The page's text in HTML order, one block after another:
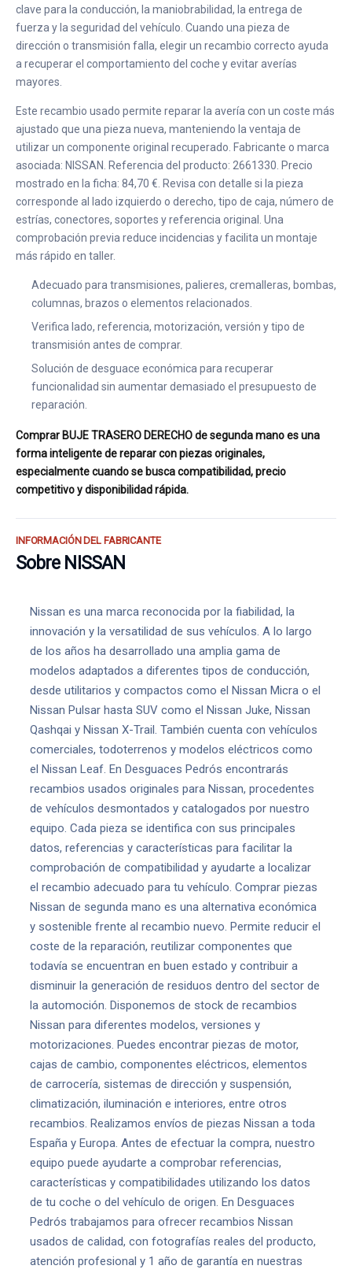
clave para la conducción, la maniobrabilidad, la entrega de
fuerza y la seguridad del vehículo. Cuando una pieza de
dirección o transmisión falla, elegir un recambio correcto ayuda
a recuperar el comportamiento del coche y evitar averías
mayores.
Este recambio usado permite reparar la avería con un coste más
ajustado que una pieza nueva, manteniendo la ventaja de
utilizar un componente original recuperado. Fabricante o marca
asociada: NISSAN. Referencia del producto: 2661330. Precio
mostrado en la ficha: 84,70 €. Revisa con detalle si la pieza
corresponde al lado izquierdo o derecho, tipo de caja, número de
estrías, conectores, soportes y referencia original. Una
comprobación previa reduce incidencias y facilita un montaje
más rápido en taller.
Adecuado para transmisiones, palieres, cremalleras, bombas,
columnas, brazos o elementos relacionados.
Verifica lado, referencia, motorización, versión y tipo de
transmisión antes de comprar.
Solución de desguace económica para recuperar
funcionalidad sin aumentar demasiado el presupuesto de
reparación.
Comprar BUJE TRASERO DERECHO de segunda mano es una
forma inteligente de reparar con piezas originales,
especialmente cuando se busca compatibilidad, precio
competitivo y disponibilidad rápida.
INFORMACIÓN DEL FABRICANTE
Sobre NISSAN
Nissan es una marca reconocida por la fiabilidad, la
innovación y la versatilidad de sus vehículos. A lo largo
de los años ha desarrollado una amplia gama de
modelos adaptados a diferentes tipos de conducción,
desde utilitarios y compactos como el Nissan Micra o el
Nissan Pulsar hasta SUV como el Nissan Juke, Nissan
Qashqai y Nissan X-Trail. También cuenta con vehículos
comerciales, todoterrenos y modelos eléctricos como
el Nissan Leaf. En Desguaces Pedrós encontrarás
recambios usados originales para Nissan, procedentes
de vehículos desmontados y catalogados por nuestro
equipo. Cada pieza se identifica con sus principales
datos, referencias y características para facilitar la
comprobación de compatibilidad y ayudarte a localizar
el recambio adecuado para tu vehículo. Comprar piezas
Nissan de segunda mano es una alternativa económica
y sostenible frente al recambio nuevo. Permite reducir el
coste de la reparación, reutilizar componentes que
todavía se encuentran en buen estado y contribuir a
disminuir la generación de residuos dentro del sector de
la automoción. Disponemos de stock de recambios
Nissan para diferentes modelos, versiones y
motorizaciones. Puedes encontrar piezas de motor,
cajas de cambio, componentes eléctricos, elementos
de carrocería, sistemas de dirección y suspensión,
climatización, iluminación e interiores, entre otros
recambios. Realizamos envíos de piezas Nissan a toda
España y Europa. Antes de efectuar la compra, nuestro
equipo puede ayudarte a comprobar referencias,
características y compatibilidades utilizando los datos
de tu coche o del vehículo de origen. En Desguaces
Pedrós trabajamos para ofrecer recambios Nissan
usados de calidad, con fotografías reales del producto,
atención profesional y 1 año de garantía en nuestras